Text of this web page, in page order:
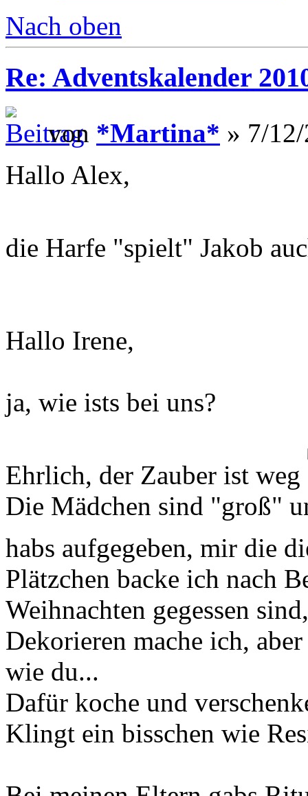
Nach oben
Re: Adventskalender
von *Martina* » 7/
Hallo Alex,
die Harfe "spielt" Jakob
Hallo Irene,
ja, wie ists bei uns?
Ehrlich, der Zauber ist weg
Die Mädchen sind "groß"
habs aufgegeben, mir die
Plätzchen backe ich nach
Weihnachten gegessen
Dekorieren mache ich,
wie du...
Dafür koche und
Klingt ein bisschen wie